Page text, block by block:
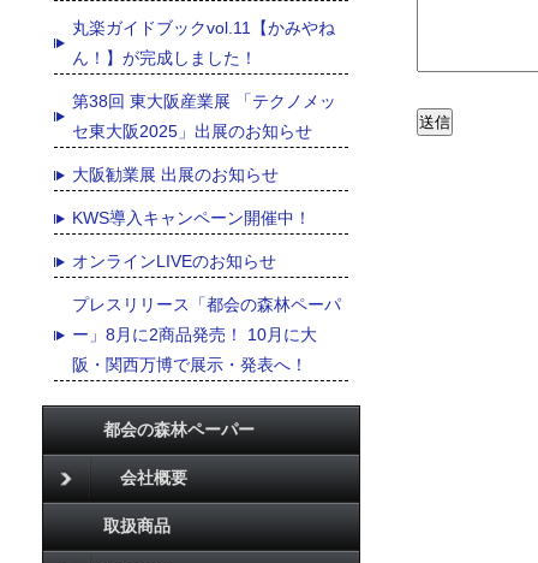
丸楽ガイドブックvol.11【かみやね
ん！】が完成しました！
第38回 東大阪産業展 「テクノメッ
セ東大阪2025」出展のお知らせ
大阪勧業展 出展のお知らせ
KWS導入キャンペーン開催中！
オンラインLIVEのお知らせ
プレスリリース「都会の森林ペーパ
ー」8月に2商品発売！ 10月に大
阪・関西万博で展示・発表へ！
都会の森林ペーパー
会社概要
取扱商品